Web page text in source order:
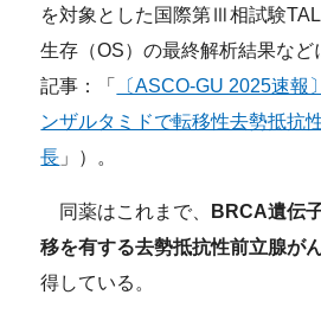
を対象とした国際第Ⅲ相試験
生存（OS）の最終解析結果など
記事：「
〔ASCO-GU 2025速報
ンザルタミドで転移性去勢抵抗
長 」）。
同薬はこれまで、
BRCA遺伝
移を有する去勢抵抗性前立腺が
得している。